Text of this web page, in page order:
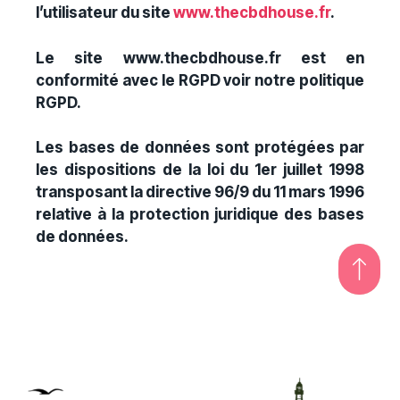
l’utilisateur du site www.thecbdhouse.fr.
Le site www.thecbdhouse.fr est en
conformité avec le RGPD voir notre politique
RGPD.
Les bases de données sont protégées par
les dispositions de la loi du 1er juillet 1998
transposant la directive 96/9 du 11 mars 1996
relative à la protection juridique des bases
de données.